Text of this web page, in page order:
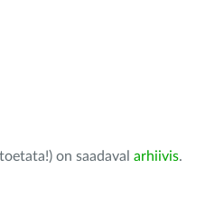
on saadaval arhiivis.